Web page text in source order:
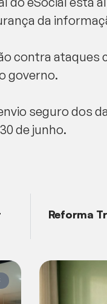
da
contra ataques
governo.
seguro dos
de junho.
Reforma